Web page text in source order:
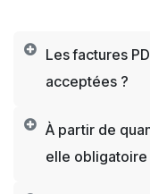
Les factures
acceptées ?​
À partir de
elle obligatoire